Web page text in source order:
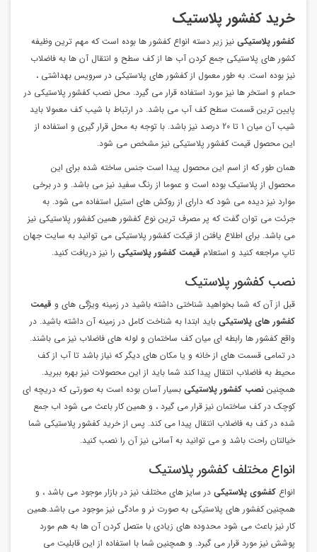
خرید کفشور پلاستیک
کفشور پلاستیکی نیز زیر دسته انواع کفشور ها بوده است که مهم ترین وظیفه
کشور های پلاستیکی جمع کردن آب ها از کف سطح و انتقال آن ها به فاضلاب
نیز بوده است. به طور معمول از کفشور های پلاستیکی در سرویس بهداشتی ،
حمام و استخر ها نیز مورد استفاده قرار می گیرد. محل نصب کفشور پلاستیکی در
پایین ترین قسمت سطح کف آب می باشد. در ارتباط با شیب کف معمولا باید
شیب آن میان 1 تا 20 درصد نیز باشد. با توجه به محل قرار گیری و استفاده از
این محصول قیمت کفشور پلاستیکی نیز مشخص می شود.
همان طور که از اسم این محصول پیدا است جنس ساخته شده برای این
محصول از پلاستیک بوده است و عموما از رنگ سفید نیز می باشد. و در برخی
موارد نیز دیده می شود که دارای از روکش های استیل استفاده می شود. به
جرئت می توان گفت که پر مصرف ترین نوع کفشور همین کفشور پلاستیکی نیز
می باشد. برای اطلاع یافتن از قیکت کفشور پلاستیکی می توانید به سایت جهان
تاپ مراجعه کنید و استعلام قیمت کفشور پلاستیکی را نیز دریافت کنید.
نصب کفشور پلاستیک
قبل از آن که شما بخواهید شناختی داشته باشید در زمینه ویژگی های و قیمت
کفشور های پلاستیکی باید ابتدا به شناخت کامل در زمینه آن داشته باشید. در
واقع کفشور ها رابطه ای میان کف ساختمان و لوله های فاضلاب نیز می باشند.
در تمامی قسمت های از خانه و یا مکان های دیگر که نیاز باشد تا آب از کف
محیط به فاضلاب انتقال پیدا کند شما باید از این محصولات نیز بهره ببرید.
همچنین نصب کفشور پلاستیکی بسیار آسان بوده است به صورتی که دریچه ای
کوچک در کف ساختمان نیز قرار می گیرد ، و همین کار باعث می شود اب جمع
شده در کف به فاضلاب انتقال پیدا می کند. پس از خرید کفشور پلاستیکی شما
خیالتان راحت باشد و می توانید به آسانی نیز آن را نصب کنید.
انواع مختلف کفشور پلاستیک
انواع کفشوی پلاستیکی در سایز های مختلف نیز در بازار موجود می باشد ، و
همچنین کفشور های پلاستیکی به صورت نر و مادگی نیز موجود می باشد.همین
کار نیز باعث می شود محدوده های زیادی با متصل کردن آن ها به هم مورد
پوشش نیز مورد قرار می گیرد. و همچنین شما با استفاده از این قابلیت می